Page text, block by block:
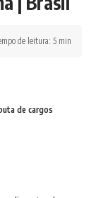
de leitura: 5 min
de cargos